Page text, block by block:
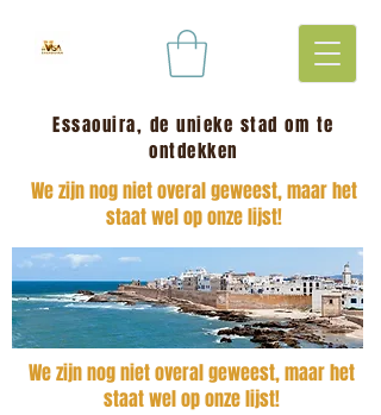
Essaouira, de unieke stad om te
ontdekken
We zijn nog niet overal geweest, maar het
staat wel op onze lijst!
We zijn nog niet overal geweest, maar het
staat wel op onze lijst!